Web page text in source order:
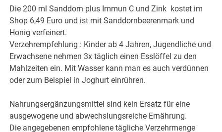
Die 200 ml Sanddorn plus Immun C und Zink kostet im
Shop 6,49 Euro und ist mit Sanddornbeerenmark und
Honig verfeinert.
Verzehrempfehlung : Kinder ab 4 Jahren, Jugendliche und
Erwachsene nehmen 3x täglich einen Esslöffel zu den
Mahlzeiten ein. Mit Wasser kann man es auch verdünnen
oder zum Beispiel in Joghurt einrühren.
Nahrungsergänzungsmittel sind kein Ersatz für eine
ausgewogene und abwechslungsreiche Ernährung.
Die angegebenen empfohlene tägliche Verzehrmenge